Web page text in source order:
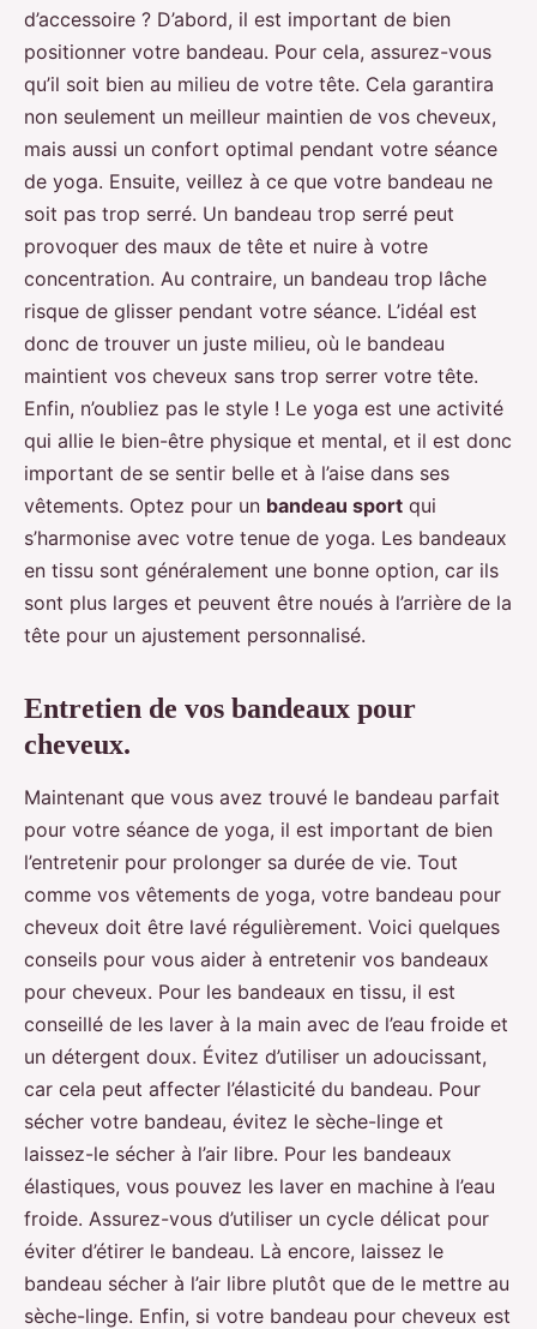
d’accessoire ? D’abord, il est important de bien
positionner votre bandeau. Pour cela, assurez-vous
qu’il soit bien au milieu de votre tête. Cela garantira
non seulement un meilleur maintien de vos cheveux,
mais aussi un confort optimal pendant votre séance
de yoga. Ensuite, veillez à ce que votre bandeau ne
soit pas trop serré. Un bandeau trop serré peut
provoquer des maux de tête et nuire à votre
concentration. Au contraire, un bandeau trop lâche
risque de glisser pendant votre séance. L’idéal est
donc de trouver un juste milieu, où le bandeau
maintient vos cheveux sans trop serrer votre tête.
Enfin, n’oubliez pas le style ! Le yoga est une activité
qui allie le bien-être physique et mental, et il est donc
important de se sentir belle et à l’aise dans ses
vêtements. Optez pour un bandeau sport qui
s’harmonise avec votre tenue de yoga. Les bandeaux
en tissu sont généralement une bonne option, car ils
sont plus larges et peuvent être noués à l’arrière de la
tête pour un ajustement personnalisé.
Entretien de vos bandeaux pour
cheveux.
Maintenant que vous avez trouvé le bandeau parfait
pour votre séance de yoga, il est important de bien
l’entretenir pour prolonger sa durée de vie. Tout
comme vos vêtements de yoga, votre bandeau pour
cheveux doit être lavé régulièrement. Voici quelques
conseils pour vous aider à entretenir vos bandeaux
pour cheveux. Pour les bandeaux en tissu, il est
conseillé de les laver à la main avec de l’eau froide et
un détergent doux. Évitez d’utiliser un adoucissant,
car cela peut affecter l’élasticité du bandeau. Pour
sécher votre bandeau, évitez le sèche-linge et
laissez-le sécher à l’air libre. Pour les bandeaux
élastiques, vous pouvez les laver en machine à l’eau
froide. Assurez-vous d’utiliser un cycle délicat pour
éviter d’étirer le bandeau. Là encore, laissez le
bandeau sécher à l’air libre plutôt que de le mettre au
sèche-linge. Enfin, si votre bandeau pour cheveux est